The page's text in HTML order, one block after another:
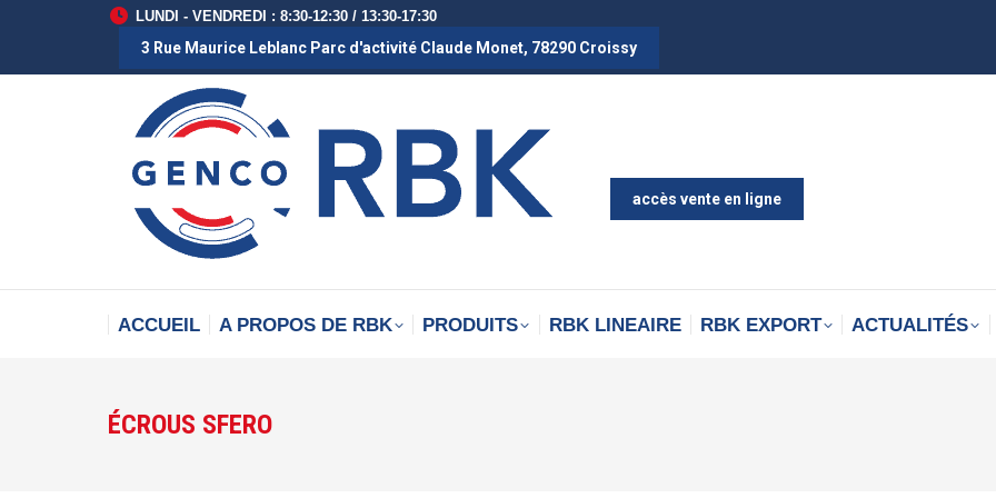
LUNDI - VENDREDI : 8:30-12:30 / 13:30-17:30
3 Rue Maurice Leblanc Parc d'activité Claude Monet, 78290 Croissy
accès vente en ligne
ACCUEIL A PROPOS DE RBK PRODUITS RBK LINEAIRE RBK EXPORT ACTUALITÉS
ÉCROUS SFERO